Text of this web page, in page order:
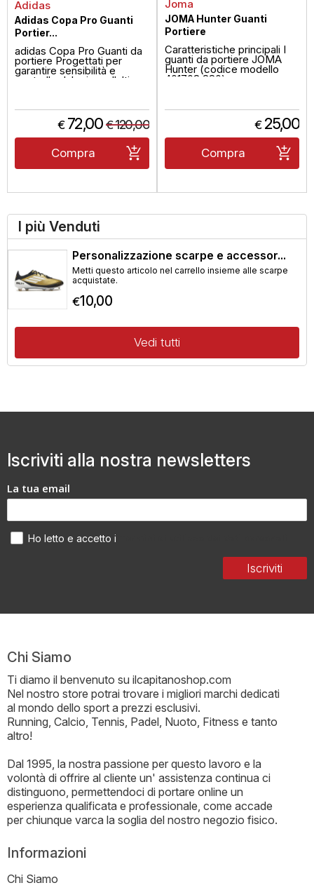
Adidas
Adidas Copa Pro Guanti
Portier...
adidas Copa Pro Guanti da
portiere Progettati per
garantire sensibilità e
controllo dal primo allultimo
€ 72,00 €120,00
Compra
Joma
JOMA Hunter Guanti
Portiere
Caratteristiche principali I
guanti da portiere JOMA
Hunter (codice modello
401708.880) sono proge...
€ 25,00
Compra
I più Venduti
Personalizzazione scarpe e accessor...
Metti questo articolo nel carrello insieme alle scarpe
acquistate.
€10,00
Vedi tutti
Iscriviti alla nostra newsletters
La tua email
Iscriviti
Ho letto e accetto i
Chi Siamo
Ti diamo il benvenuto su ilcapitanoshop.com
Nel nostro store potrai trovare i migliori marchi dedicati
al mondo dello sport a prezzi esclusivi.
Running, Calcio, Tennis, Padel, Nuoto, Fitness e tanto
altro!
Dal 1995, la nostra passione per questo lavoro e la
volontà di offrire al cliente un' assistenza continua ci
distinguono, permettendoci di portare online un
esperienza qualificata e professionale, come accade
per chiunque varca la soglia del nostro negozio fisico.
Informazioni
Chi Siamo